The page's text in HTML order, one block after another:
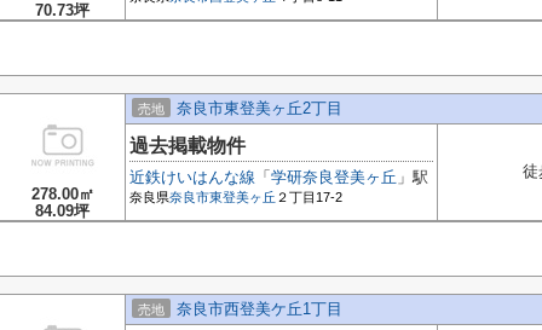
70.73坪
278.00㎡
84.09坪
売地 奈良市東登美ヶ丘2丁目
過去掲載物件
近鉄けいはんな線 「 学研奈良登美ヶ丘 」駅
奈良県奈良市東登美ヶ丘 ２丁目17-2
徒
売地 奈良市西登美ケ丘1丁目